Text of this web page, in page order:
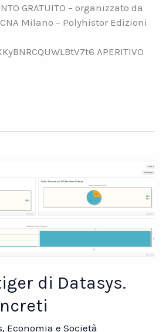
GRATUITO – organizzato da
Milano – Polyhistor Edizioni
APERITIVO
di Datasys.
, Economia e Società